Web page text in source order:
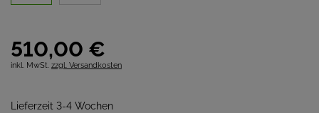
510,00 €
inkl. MwSt. zzgl. Versandkosten
Lieferzeit 3-4 Wochen